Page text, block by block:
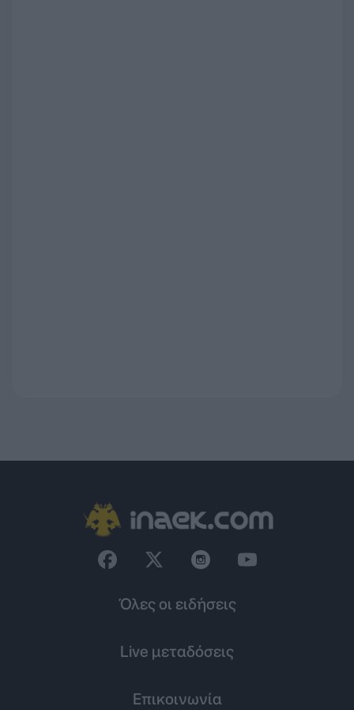
Όλες οι ειδήσεις
Live μεταδόσεις
Επικοινωνία